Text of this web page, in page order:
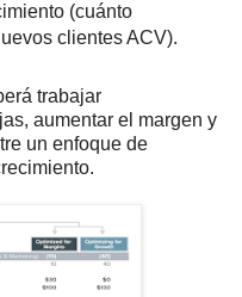
(cuánto
clientes ACV).
trabajar
aumentar el margen y
un enfoque de